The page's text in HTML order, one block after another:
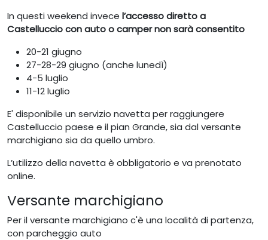
In questi weekend invece l’accesso diretto a
Castelluccio con auto o camper non sarà consentito
20-21 giugno
27-28-29 giugno (anche lunedì)
4-5 luglio
11-12 luglio
E' disponibile un servizio navetta per raggiungere
Castelluccio paese e il pian Grande, sia dal versante
marchigiano sia da quello umbro.
L’utilizzo della navetta è obbligatorio e va prenotato
online.
Versante marchigiano
Per il versante marchigiano c'è una località di partenza,
con parcheggio auto